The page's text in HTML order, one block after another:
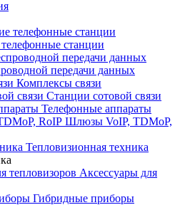
станции
передачи данных
Комплексы связи
Станции сотовой связи
Телефонные аппараты
Шлюзы VoIP, TDMoP,
Тепловизионная техника
Аксессуары для
Гибридные приборы